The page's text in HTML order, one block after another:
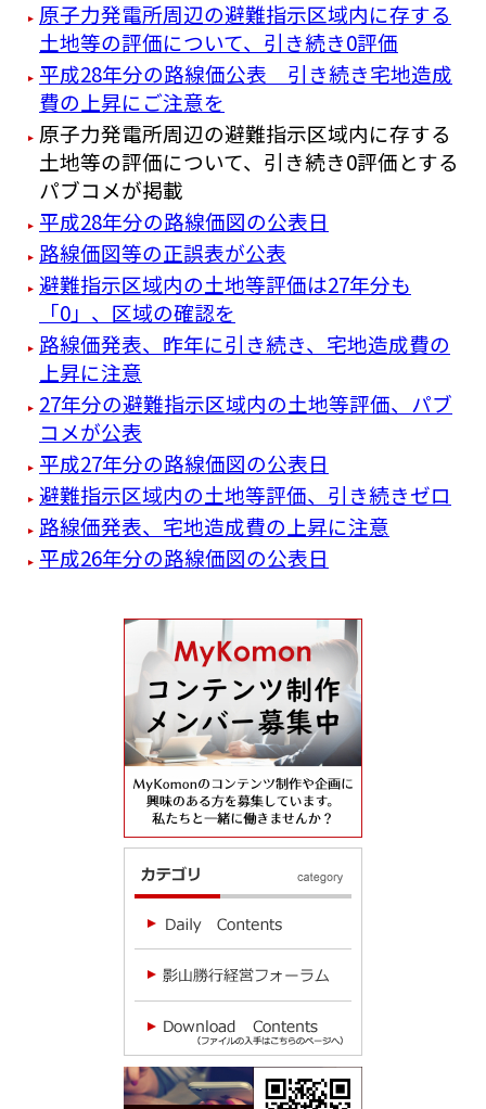
原子力発電所周辺の避難指示区域内に存する
土地等の評価について、引き続き0評価
平成28年分の路線価公表 引き続き宅地造成
費の上昇にご注意を
原子力発電所周辺の避難指示区域内に存する
土地等の評価について、引き続き0評価とする
パブコメが掲載
平成28年分の路線価図の公表日
路線価図等の正誤表が公表
避難指示区域内の土地等評価は27年分も
「0」、区域の確認を
路線価発表、昨年に引き続き、宅地造成費の
上昇に注意
27年分の避難指示区域内の土地等評価、パブ
コメが公表
平成27年分の路線価図の公表日
避難指示区域内の土地等評価、引き続きゼロ
路線価発表、宅地造成費の上昇に注意
平成26年分の路線価図の公表日